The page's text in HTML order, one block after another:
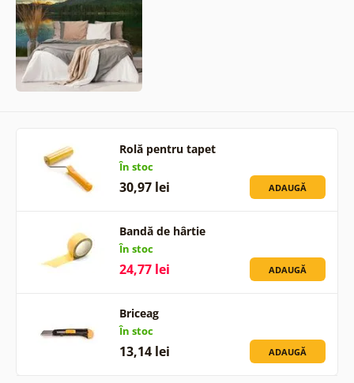
Rolă pentru tapet
În stoc
30,97 lei ADAUGĂ
Bandă de hârtie
În stoc
24,77 lei ADAUGĂ
Briceag
În stoc
13,14 lei ADAUGĂ